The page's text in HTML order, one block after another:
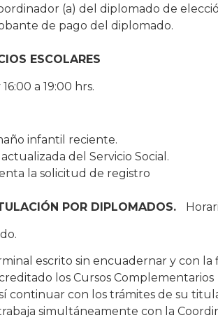
(a) del diplomado de
de pago del diplomado.
ESCOLARES
a 19:00 hrs.
infantil reciente.
del Servicio Social.
la solicitud de registro
POR DIPLOMADOS.
escrito sin encuadernar y con
los Cursos Complementarios
continuar con los trámites de su
simultáneamente con la